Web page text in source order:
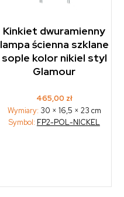
Kinkiet dwuramienny
lampa ścienna szklane
sople kolor nikiel styl
Glamour
465,00 zł
Wymiary: 30 × 16,5 × 23 cm
Symbol: FP2-POL-NICKEL